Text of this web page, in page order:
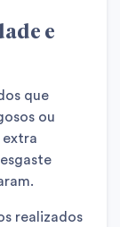
e
que
ou
extra
realizados